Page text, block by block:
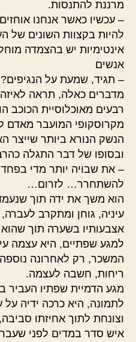
מרננת להתנסות.
– עכשיו כאשר אנחנו
להיות בקצוות השונים של
אינטימיות יש בהצמדה
אנשים
– תגיד, שמעת על
מדברים כאלה, תראה
רבעים מאוכלוסיית הכוכב
מקרוסקופי המועבר מאדם
הנשק הנורא ביותר שייצר
ובסופו של דבר התגלה
– את שבויה יותר מדי
להשתחרר… לזרום…
הוא משך את ידה תוך
עיניה, גוחן ומתקרב
אצבעותיו בשערה תוך
למגע שפתיים, היא עצמה
המשכר, רק לאחרונה
ריחות, חשבה לעצמה.
מגע הדמיית שפתיו העביר
לתמונה, היא כרכה ידיה על
וצונחת לתוך אחיזתו
איש סדר במדים לפני